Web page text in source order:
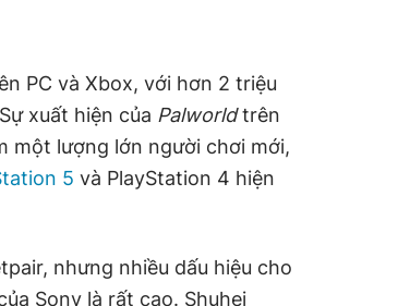
PC và Xbox, với hơn 2 triệu
xuất hiện của Palworldtrên
một lượng lớn người chơi mới,
5 và PlayStation 4 hiện
nhưng nhiều dấu hiệu cho
Sony là rất cao. Shuhei